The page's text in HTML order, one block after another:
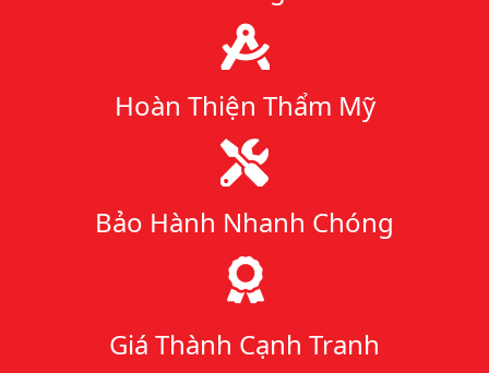
Hoàn Thiện Thẩm Mỹ
Bảo Hành Nhanh Chóng
Giá Thành Cạnh Tranh